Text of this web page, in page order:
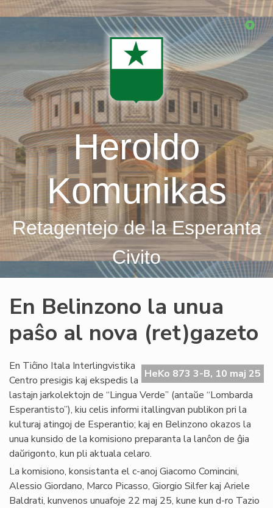
Skip
Heroldo
Komunikas
Retagentejo de la Esperanta
Civito
En Belinzono la unua
paŝo al nova (ret)gazeto
HeKo 873 3-B, 10 maj 25
En Tiĉino Itala Interlingvistika
Centro presigis kaj ekspedis la
lastajn jarkolektojn de “Lingua Verde” (antaŭe “Lombarda
Esperantisto”), kiu celis informi itallingvan publikon pri la
kulturaj atingoj de Esperantio; kaj en Belinzono okazos la
unua kunsido de la komisiono preparanta la lanĉon de ĝia
daŭrigonto, kun pli aktuala celaro.
La komisiono, konsistanta el c-anoj Giacomo Comincini,
Alessio Giordano, Marco Picasso, Giorgio Silfer kaj Ariele
Baldrati, kunvenos unuafoje 22 maj 25, kune kun d-ro Tazio